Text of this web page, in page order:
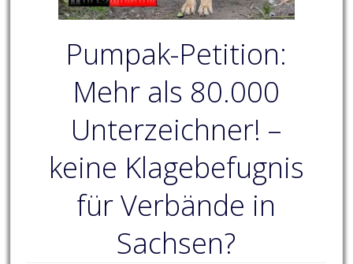
Pumpak-Petition:
Mehr als 80.000
Unterzeichner! –
keine Klagebefugnis
für Verbände in
Sachsen?